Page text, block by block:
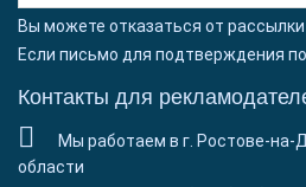
Вы можете отказаться от
Если письмо для подтверждения
Контакты для
Мы работаем в г. Ростове-на-
области